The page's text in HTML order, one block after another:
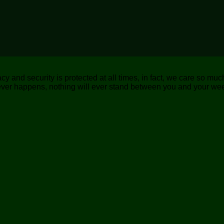
and security is protected at all times, in fact, we care so
happens, nothing will ever stand between you and your